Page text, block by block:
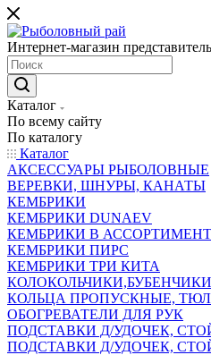
Интернет-магазин
Каталог
По всему сайту
По каталогу
Каталог
АКСЕССУАРЫ РЫБОЛОВНЫЕ
ВЕРЕВКИ, ШНУРЫ, КАНАТЫ
КЕМБРИКИ
КЕМБРИКИ DUNAEV
КЕМБРИКИ В
КЕМБРИКИ ПИРС
КЕМБРИКИ ТРИ КИТА
КОЛЬЦА ПРОПУСКНЫЕ,
ОБОГРЕВАТЕЛИ ДЛЯ РУК
ПОДСТАВКИ Д/УДОЧЕК,
ПОДСТАВКИ Д/УДОЧЕК,